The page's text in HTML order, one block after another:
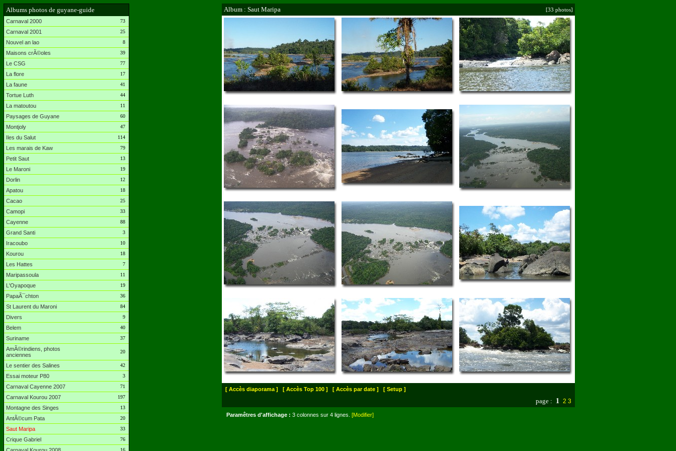
Albums photos de guyane-guide
Carnaval 2000 73
Carnaval 2001 25
Nouvel an lao 8
Maisons crÃ©oles 39
Le CSG 77
La flore 17
La faune 41
Tortue Luth 44
La matoutou 11
Paysages de Guyane 60
Montjoly 47
Iles du Salut 114
Les marais de Kaw 79
Petit Saut 13
Le Maroni 19
Dorlin 12
Apatou 18
Cacao 25
Camopi 33
Cayenne 88
Grand Santi 3
Iracoubo 10
Kourou 18
Les Hattes 7
Maripassoula 11
L'Oyapoque 19
PapaÃ¯chton 36
St Laurent du Maroni 84
Divers 9
Belem 40
Suriname 37
AmÃ©rindiens, photos
anciennes
20
Le sentier des Salines 42
Essai moteur P80 3
Carnaval Cayenne 2007 71
Carnaval Kourou 2007 197
Montagne des Singes 13
AntÃ©cum Pata 20
Saut Maripa 33
Crique Gabriel 76
16
Album : Saut Maripa [33 photos]
[ Accès diaporama ] [ Accès Top 100 ] [ Accès par date ] [ Setup ]
page : 1 2 3
Paramêtres d'affichage : 3 colonnes sur 4 lignes. [Modifier]